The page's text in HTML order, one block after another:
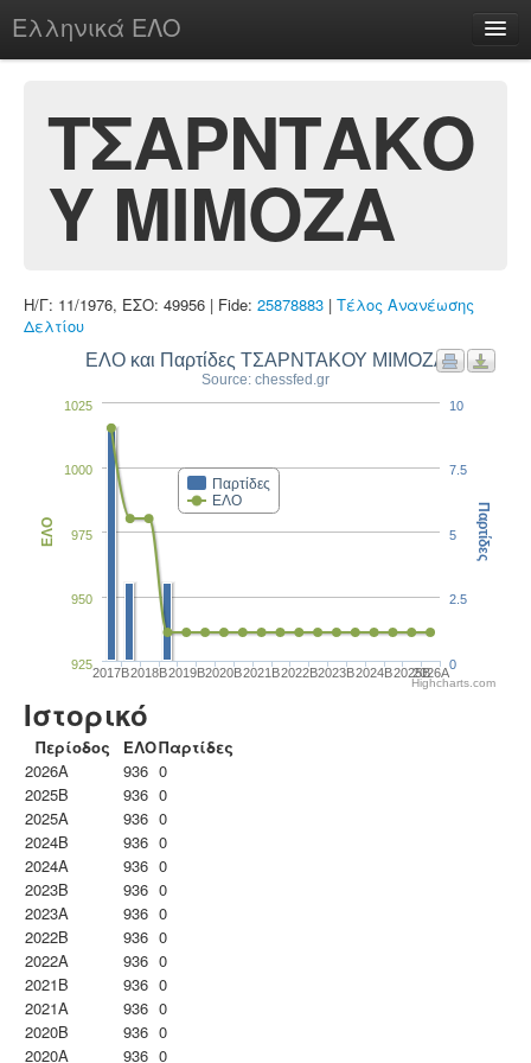
Ελληνικά ΕΛΟ
chesstu.be @ discord
ΤΣΑΡΝΤΑΚΟ
Υ ΜΙΜΟΖΑ
Η/Γ: 11/1976, ΕΣΟ: 49956 | Fide: 25878883 | Τέλος Ανανέωσης
Δελτίου
ΕΛΟ και Παρτίδες ΤΣΑΡΝΤΑΚΟΥ ΜΙΜΟΖΑ
Source: chessfed.gr
Παρτίδες
ΕΛΟ
2017B2018B2019B2020B2021B2022B2023B2024B2025B2026A
925
950
975
1000
1025
ΕΛΟ
0
2.5
5
7.5
10
Παρτίδες
Highcharts.com
Ιστορικό
Περίοδος ΕΛΟΠαρτίδες
2026A
936 0
2025B
936 0
2025A
936 0
2024B
936 0
2024A
936 0
2023B
936 0
2023Α
936 0
2022B
936 0
2022A
936 0
2021B
936 0
2021A
936 0
2020B
936 0
2020A
936 0